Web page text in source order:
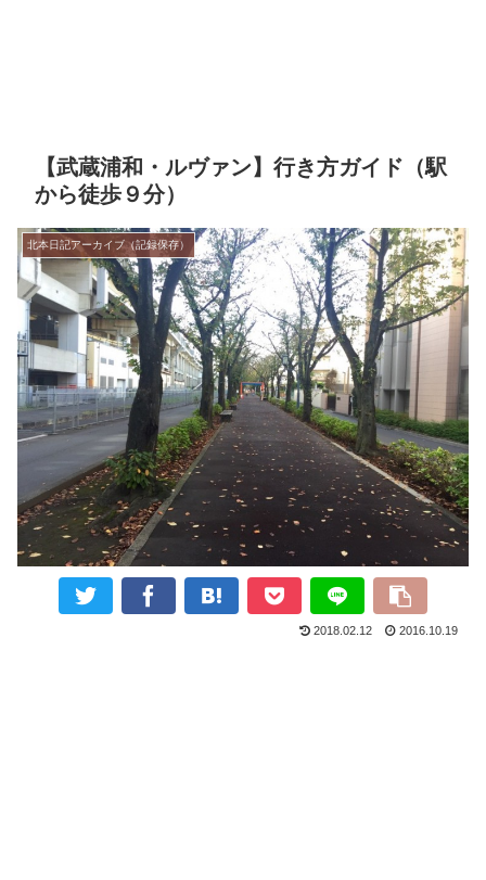
【武蔵浦和・ルヴァン】行き方ガイド（駅
から徒歩９分）
北本日記アーカイブ（記録保存）
2018.02.12 2016.10.19